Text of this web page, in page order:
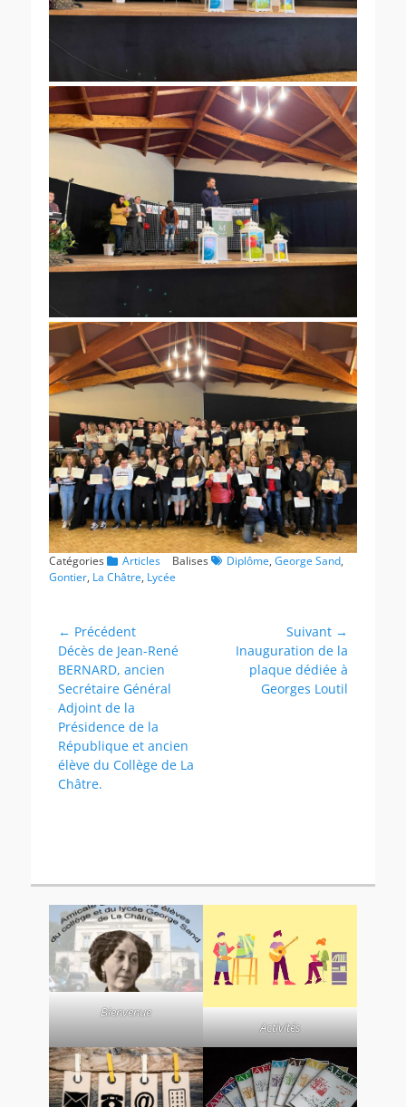
Catégories Articles Balises Diplôme, George Sand,
Gontier, La Châtre, Lycée
Navigation
de
l’article
← Précédent
Article
précédent :
Décès de Jean-René
BERNARD, ancien
Secrétaire Général
Adjoint de la
Présidence de la
République et ancien
élève du Collège de La
Châtre.
Suivant →
Article
suivant :
Inauguration de la
plaque dédiée à
Georges Loutil
Bienvenue
Activités